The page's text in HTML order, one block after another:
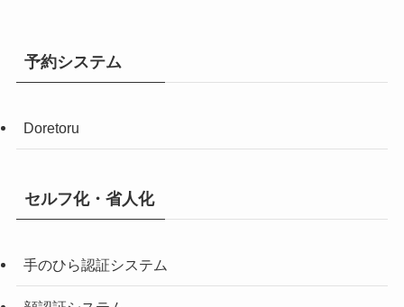
予約システム
Doretoru
セルフ化・省人化
手のひら認証システム